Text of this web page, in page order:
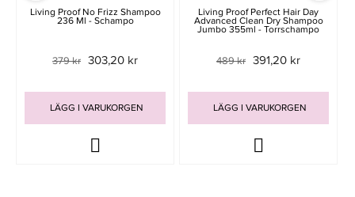
Living Proof No Frizz Shampoo
236 Ml - Schampo
379 kr 303,20 kr
LÄGG I VARUKORGEN
Living Proof Perfect Hair Day
Advanced Clean Dry Shampoo
Jumbo 355ml - Torrschampo
489 kr 391,20 kr
LÄGG I VARUKORGEN